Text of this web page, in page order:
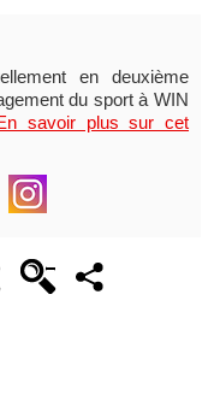
en deuxième
du sport à WIN
savoir plus sur cet